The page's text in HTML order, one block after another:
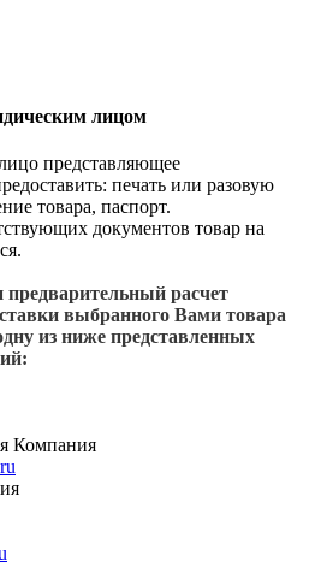
лицом
представляющее
печать или разовую
товара, паспорт.
документов товар на
расчет
выбранного Вами товара
из ниже представленных
Компания